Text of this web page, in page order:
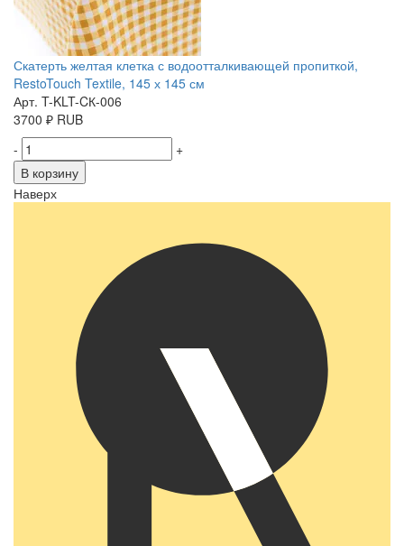
Скатерть желтая клетка с водоотталкивающей пропиткой,
RestoTouch Textile, 145 х 145 см
Арт. T-KLT-CК-006
3700 ₽ RUB
-
+
В корзину
Наверх